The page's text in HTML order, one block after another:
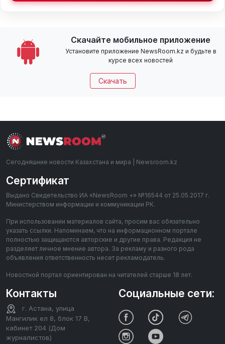
Скачайте мобильное приложение
Установите приложение NewsRoom.kz и будьте в
курсе всех новостей
Скачать
Сегодняшние новости Казахстана и мира | Newsroom.kz
Сертификат
Выдано Свидетельство ИА «NewsRoom +» №16544 от 25.05.2017 г.
Министерством информации и коммуникации РК.
При использовании материалов сайта, просим вас обязательно
указать ссылки. Напоминаем, что на информационном портале
полностью защищаются авторские и другие права. Редакция не
разделяет личное мнение автора. За рекламу и разного рода
объявления ответственность несет рекламодатель.
Новостной портал ориентирован на читателей старше 18 лет.
Контакты
г. Астана, улица
Мангилик ел 8, блок 17 В,
кабинет 204 (Дом
журналистов)
Социальные сети: